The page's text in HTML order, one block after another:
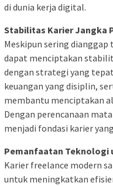
di dunia kerja digital.
Stabilitas Karier Jangka
Meskipun sering
dapat menciptakan
dengan strategi yang
keuangan yang disiplin,
membantu menciptakan
Dengan perencanaan
menjadi fondasi karier
Pemanfaatan Teknologi
Karier freelance modern
untuk meningkatkan